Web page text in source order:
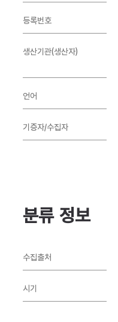
등록번호
생산기관(생산자)
언어
기증자/수집자
분류 정보
수집출처
시기